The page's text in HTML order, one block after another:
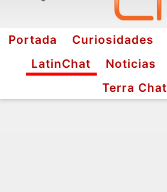
Portada Curiosidades
LatinChat
Noticias
Terra Chat